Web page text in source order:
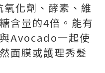
化劑、酵素、維
含量的4倍。能有
Avocado一起使
面膜或護理秀髮